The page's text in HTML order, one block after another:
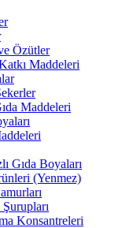
Özütler
Maddeleri
Maddeleri
Gıda Boyaları
(Yenmez)
Konsantreleri